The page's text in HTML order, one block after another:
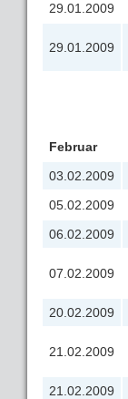
29.01.2009
29.01.2009
Februar
03.02.2009
05.02.2009
06.02.2009
07.02.2009
20.02.2009
21.02.2009
21.02.2009